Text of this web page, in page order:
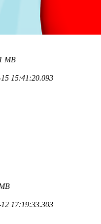
MB
15:41:20.093
17:19:33.303